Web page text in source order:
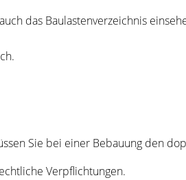
das Baulastenverzeichnis
Sie bei einer Bebauung den
Verpflichtungen.